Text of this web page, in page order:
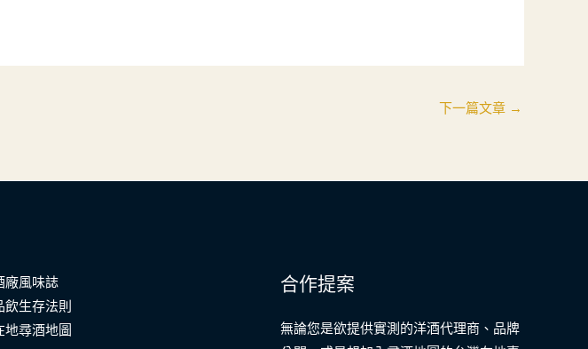
下一篇文章 →
廠風味誌
飲生存法則
地尋酒地圖
合作提案
無論您是欲提供實測的洋酒代理商、品牌